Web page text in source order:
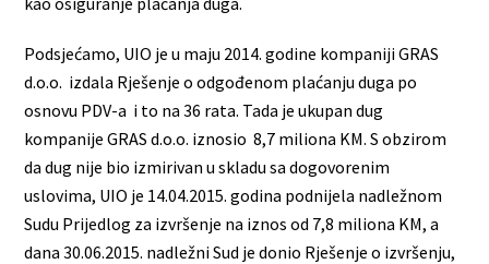
Podsjećamo, UIO je u maju 2014. godine kompaniji GRAS
d.o.o. izdala Rješenje o odgođenom plaćanju duga po
osnovu PDV-a i to na 36 rata. Tada je ukupan dug
kompanije GRAS d.o.o. iznosio 8,7 miliona KM. S obzirom
da dug nije bio izmirivan u skladu sa dogovorenim
uslovima, UIO je 14.04.2015. godina podnijela nadležnom
Sudu Prijedlog za izvršenje na iznos od 7,8 miliona KM, a
dana 30.06.2015. nadležni Sud je donio Rješenje o izvršenju,